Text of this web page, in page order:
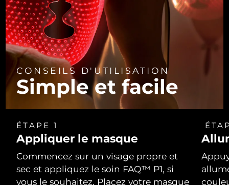
CONSEILS D'UTILISATION
Simple et facile
ÉTAPE 1
Appliquer le masque
Commencez sur un visage propre et
sec et appliquez le soin FAQ™ P1, si
vous le souhaitez. Placez votre masque